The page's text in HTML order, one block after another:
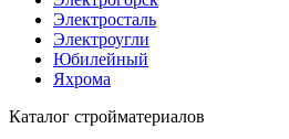
Электросталь
Электроугли
Юбилейный
Яхрома
Каталог стройматериалов